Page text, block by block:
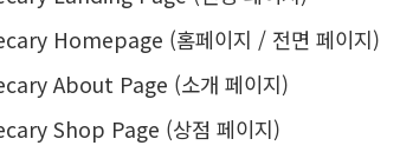
Homepage (홈페이지 / 전면 페이지)
About Page (소개 페이지)
Shop Page (상점 페이지)